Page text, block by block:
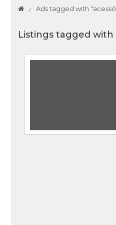
Ads tagged with
Listings tagged with